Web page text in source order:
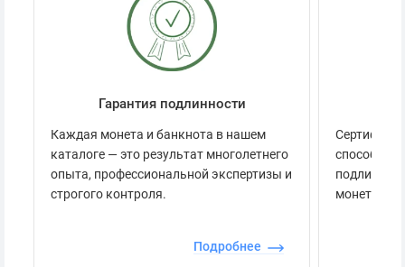
Гарантия подлинности
Каждая монета и банкнота в нашем
каталоге — это результат многолетнего
опыта, профессиональной экспертизы и
строгого контроля.
Подробнее
способов
монеты.